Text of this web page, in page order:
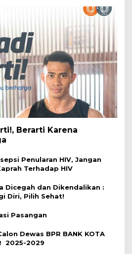
Berarti Karena
Penularan HIV, Jangan
Terhadap HIV
Dicegah dan Dikendalikan :
Diri, Pilih Sehat!
Pasangan
Dewas BPR BANK KOTA
2025-2029